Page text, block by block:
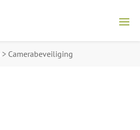
> Camerabeveiliging